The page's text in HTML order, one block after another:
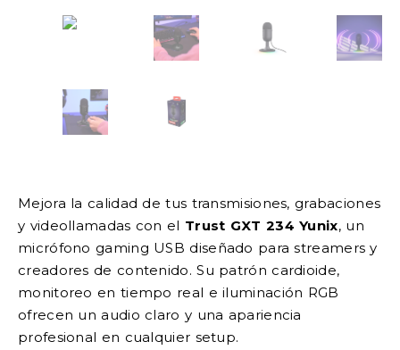
Mejora la calidad de tus transmisiones, grabaciones
y videollamadas con el Trust GXT 234 Yunix, un
micrófono gaming USB diseñado para streamers y
creadores de contenido. Su patrón cardioide,
monitoreo en tiempo real e iluminación RGB
ofrecen un audio claro y una apariencia
profesional en cualquier setup.